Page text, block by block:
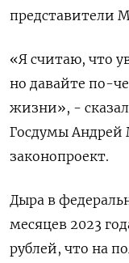
представители
«Я считаю, что
но давайте по-
жизни», -
Госдумы Андрей
законопроект.
Дыра в
месяцев 2023
рублей, что на